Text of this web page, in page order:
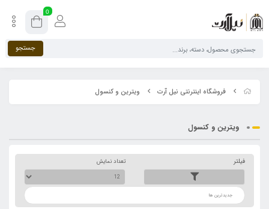
0
جستجو
فروشگاه اینترنتی نیل آرت ویترین و کنسول
ویترین و کنسول
فیلتر تعداد نمایش
ترتیب